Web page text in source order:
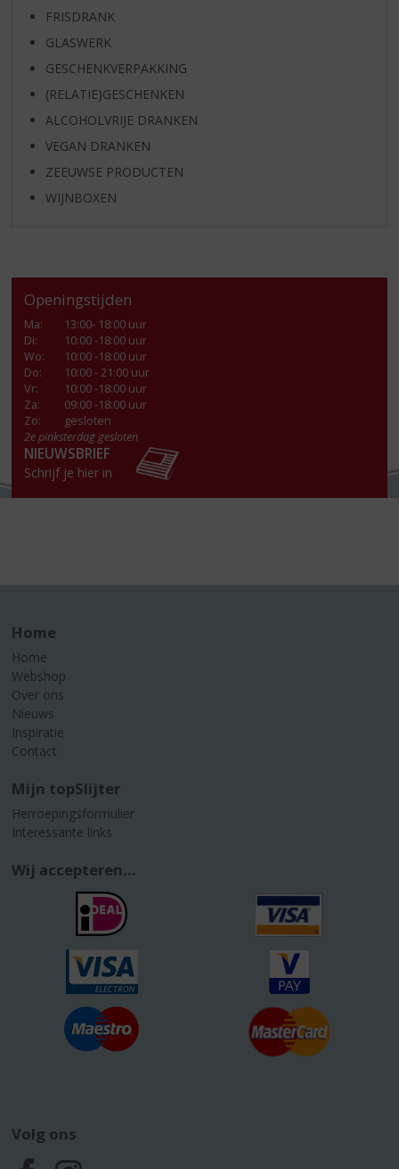
FRISDRANK
GLASWERK
GESCHENKVERPAKKING
(RELATIE)GESCHENKEN
ALCOHOLVRIJE DRANKEN
VEGAN DRANKEN
ZEEUWSE PRODUCTEN
WIJNBOXEN
Openingstijden
Ma:
13:00- 18:00 uur
Di:
10:00 -18:00 uur
Wo:
10:00 -18:00 uur
Do:
10:00 - 21:00 uur
Vr:
10:00 -18:00 uur
Za:
09:00 -18:00 uur
Zo:
gesloten
2e pinksterdag gesloten
NIEUWSBRIEF
Schrijf je hier in
Home
Home
Webshop
Over ons
Nieuws
Inspiratie
Contact
Mijn topSlijter
Herroepingsformulier
Interessante links
Wij accepteren...
Volg ons